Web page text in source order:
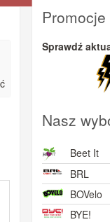
Promocje
Sprawdź
Nasz
Beet It
BRL
BOVelo
BYE!